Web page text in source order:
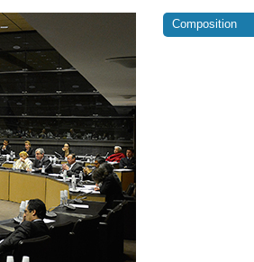
Composition